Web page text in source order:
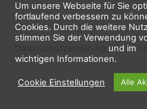
Um unsere Webseite für Sie
fortlaufend verbessern zu
Cookies. Durch die weitere
stimmen Sie der Verwendung
und im
wichtigen Informationen.
Cookie Einstellungen Alle